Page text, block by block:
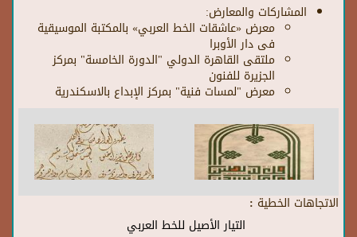
المشاركات والمعارض:
معرض «عاشقات الخط العربي» بالمكتبة الموسيقية
فى دار الأوبرا
ملتقى القاهرة الدولي "الدورة الخامسة" بمركز
الجزيرة للفنون
معرض "لمسات فنية" بمركز الإبداع بالاسكندرية
الاتجاهات الخطية :
التيار الأصيل للخط العربي